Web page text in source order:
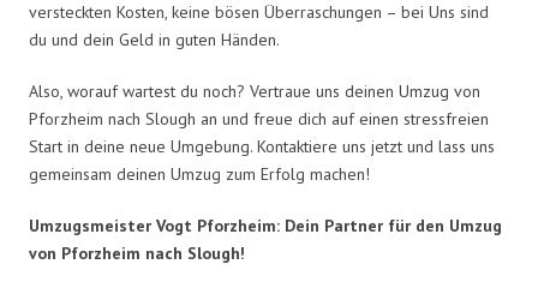
versteckten Kosten, keine bösen Überraschungen – bei Uns sind
du und dein Geld in guten Händen.
Also, worauf wartest du noch? Vertraue uns deinen Umzug von
Pforzheim nach Slough an und freue dich auf einen stressfreien
Start in deine neue Umgebung. Kontaktiere uns jetzt und lass uns
gemeinsam deinen Umzug zum Erfolg machen!
Umzugsmeister Vogt Pforzheim: Dein Partner für den Umzug
von Pforzheim nach Slough!